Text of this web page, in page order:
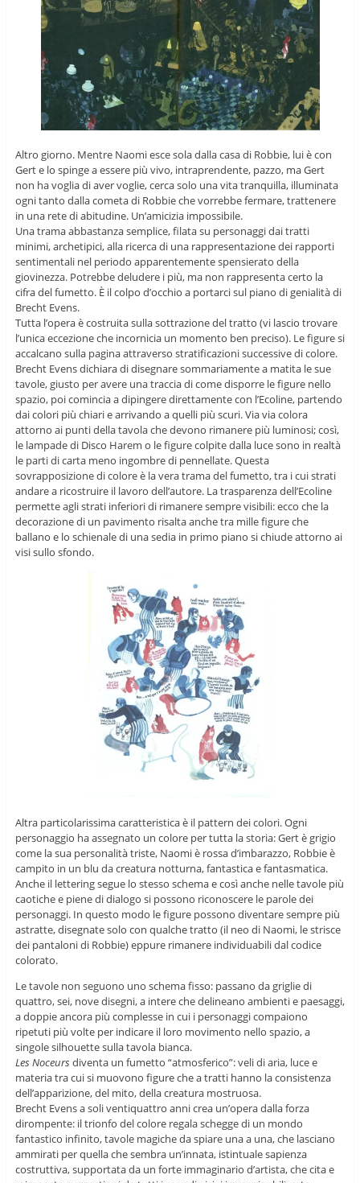
Altro giorno. Mentre Naomi esce sola dalla casa di Robbie, lui è con
Gert e lo spinge a essere più vivo, intraprendente, pazzo, ma Gert
non ha voglia di aver voglie, cerca solo una vita tranquilla, illuminata
ogni tanto dalla cometa di Robbie che vorrebbe fermare, trattenere
in una rete di abitudine. Un’amicizia impossibile.
Una trama abbastanza semplice, filata su personaggi dai tratti
minimi, archetipici, alla ricerca di una rappresentazione dei rapporti
sentimentali nel periodo apparentemente spensierato della
giovinezza. Potrebbe deludere i più, ma non rappresenta certo la
cifra del fumetto. È il colpo d’occhio a portarci sul piano di genialità di
Brecht Evens.
Tutta l’opera è costruita sulla sottrazione del tratto (vi lascio trovare
l’unica eccezione che incornicia un momento ben preciso). Le figure si
accalcano sulla pagina attraverso stratificazioni successive di colore.
Brecht Evens dichiara di disegnare sommariamente a matita le sue
tavole, giusto per avere una traccia di come disporre le figure nello
spazio, poi comincia a dipingere direttamente con l’Ecoline, partendo
dai colori più chiari e arrivando a quelli più scuri. Via via colora
attorno ai punti della tavola che devono rimanere più luminosi; così,
le lampade di Disco Harem o le figure colpite dalla luce sono in realtà
le parti di carta meno ingombre di pennellate. Questa
sovrapposizione di colore è la vera trama del fumetto, tra i cui strati
andare a ricostruire il lavoro dell’autore. La trasparenza dell’Ecoline
permette agli strati inferiori di rimanere sempre visibili: ecco che la
decorazione di un pavimento risalta anche tra mille figure che
ballano e lo schienale di una sedia in primo piano si chiude attorno ai
visi sullo sfondo.
Altra particolarissima caratteristica è il pattern dei colori. Ogni
personaggio ha assegnato un colore per tutta la storia: Gert è grigio
come la sua personalità triste, Naomi è rossa d’imbarazzo, Robbie è
campito in un blu da creatura notturna, fantastica e fantasmatica.
Anche il lettering segue lo stesso schema e così anche nelle tavole più
caotiche e piene di dialogo si possono riconoscere le parole dei
personaggi. In questo modo le figure possono diventare sempre più
astratte, disegnate solo con qualche tratto (il neo di Naomi, le strisce
dei pantaloni di Robbie) eppure rimanere individuabili dal codice
colorato.
Le tavole non seguono uno schema fisso: passano da griglie di
quattro, sei, nove disegni, a intere che delineano ambienti e paesaggi,
a doppie ancora più complesse in cui i personaggi compaiono
ripetuti più volte per indicare il loro movimento nello spazio, a
singole silhouette sulla tavola bianca.
Les Noceursdiventa un fumetto “atmosferico”: veli di aria, luce e
materia tra cui si muovono figure che a tratti hanno la consistenza
dell’apparizione, del mito, della creatura mostruosa.
Brecht Evens a soli ventiquattro anni crea un’opera dalla forza
dirompente: il trionfo del colore regala schegge di un mondo
fantastico infinito, tavole magiche da spiare una a una, che lasciano
ammirati per quella che sembra un’innata, istintuale sapienza
costruttiva, supportata da un forte immaginario d’artista, che cita e